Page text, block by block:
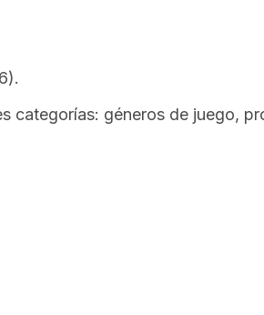
categorías: géneros de juego,